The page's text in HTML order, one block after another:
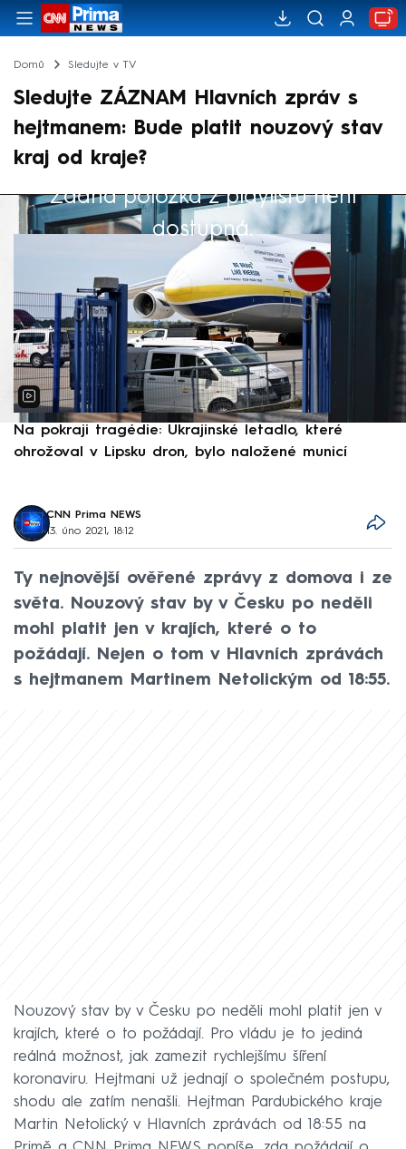
Domů Sledujte v TV
Sledujte ZÁZNAM Hlavních zpráv s
hejtmanem: Bude platit nouzový stav
kraj od kraje?
Žádná položka z playlistu není
dostupná.
Výběr redakce
Na pokraji tragédie: Ukrajinské letadlo, které
ohrožoval v Lipsku dron, bylo naložené municí
CNN Prima NEWS
13. úno 2021, 18:12
Ty nejnovější ověřené zprávy z domova i ze
světa. Nouzový stav by v Česku po neděli
mohl platit jen v krajích, které o to
požádají. Nejen o tom v Hlavních zprávách
s hejtmanem Martinem Netolickým od 18:55.
Nouzový stav by v Česku po neděli mohl platit jen v
krajích, které o to požádají. Pro vládu je to jediná
reálná možnost, jak zamezit rychlejšímu šíření
koronaviru. Hejtmani už jednají o společném postupu,
shodu ale zatím nenašli. Hejtman Pardubického kraje
Martin Netolický v Hlavních zprávách od 18:55 na